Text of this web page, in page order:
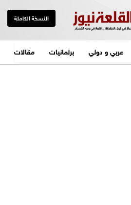
النسخة الكاملة
عربي و دولي برلمانيات مقالات